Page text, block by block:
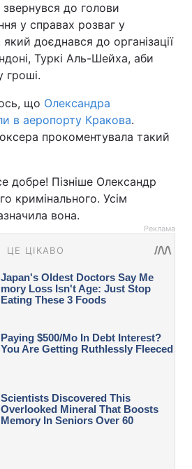
до голови
у справах розваг у
який доєднався до організації
Туркі Аль-Шейха, аби
гроші.
що Олександра
в аеропорту Кракова.
прокоментувала такий
добре! Пізніше Олександр
кримінального. Усім
вона.
Реклама